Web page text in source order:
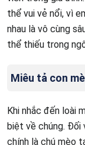
thể vui vẻ nổi, vì
nhau là vô cùng
thể thiếu trong
Miêu tả con
Khi nhắc đến loài
biệt về chúng. Đối
chính là chú mèo